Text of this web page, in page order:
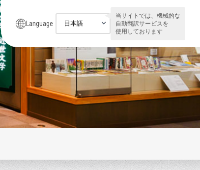
Language
当サイトでは、機械的な
自動翻訳サービスを
使用しております